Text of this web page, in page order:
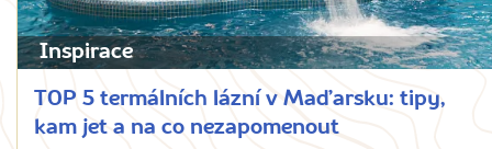
Inspirace
TOP 5 termálních lázní v Maďarsku: tipy,
kam jet a na co nezapomenout